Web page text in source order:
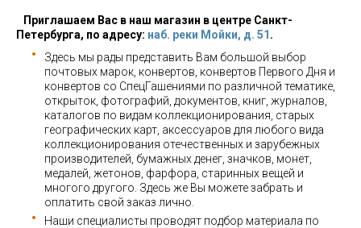
Приглашаем Вас в наш магазин в центре Санкт-
Петербурга, по адресу: наб. реки Мойки, д. 51 .
Здесь мы рады представить Вам большой выбор
почтовых марок, конвертов, конвертов Первого Дня и
конвертов со СпецГашениями по различной тематике,
открыток, фотографий, документов, книг, журналов,
каталогов по видам коллекционирования, старых
географических карт, аксессуаров для любого вида
коллекционирования отечественных и зарубежных
производителей, бумажных денег, значков, монет,
медалей, жетонов, фарфора, старинных вещей и
многого другого. Здесь же Вы можете забрать и
оплатить свой заказ лично.
Наши специалисты проводят подбор материала по